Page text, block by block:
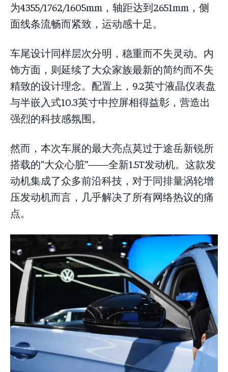
为4355/1762/1605mm，轴距达到2651mm，侧
面线条流畅而紧致，运动感十足。
车尾设计同样层次分明，稳重而不失灵动。内
饰方面，则延续了大众家族最新的简约而不失
精致的设计理念。配置上，9.2英寸液晶仪表盘
与半嵌入式10.3英寸中控屏相得益彰，营造出
强烈的科技感氛围。
然而，本次车展的最大亮点莫过于途岳新锐所
搭载的“大众心脏”——全新1.5T发动机。这款发
动机集成了众多前沿科技，对于同排量涡轮增
压发动机而言，几乎解决了所有网络热议的痛
点。